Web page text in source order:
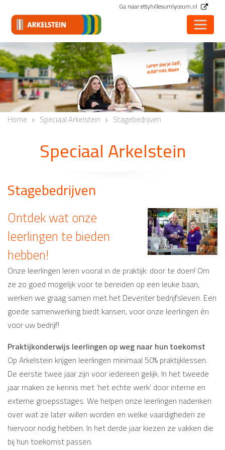
Ga naar ettyhillesumlyceum.nl
Leren doe je zelf,
maar niet alleen
Vorige
Home Speciaal Arkelstein Stagebedrijven
Speciaal Arkelstein
Stagebedrijven
Ontdek wat onze
leerlingen te bieden
hebben!
Onze leerlingen leren vooral in de praktijk: door te doen! Om
ze zo goed mogelijk voor te bereiden op een leuke baan,
werken we graag samen met het Deventer bedrijfsleven. Een
goede samenwerking biedt kansen, voor onze leerlingen én
voor uw bedrijf!
Praktijkonderwijs leerlingen op weg naar hun toekomst
Op Arkelstein krijgen leerlingen minimaal 50% praktijklessen.
De eerste twee jaar zijn voor iedereen gelijk. In het tweede
jaar maken ze kennis met ‘het echte werk’ door interne en
externe groepsstages. We helpen onze leerlingen nadenken
over wat ze later willen worden en welke vaardigheden ze
hiervoor nodig hebben. In het derde jaar kiezen ze vakken die
bij hun toekomst passen.